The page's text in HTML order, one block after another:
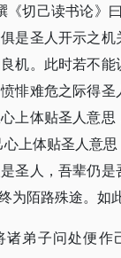
切己读书论》
是圣人开示之
机。此时若不
悱难危之际得
上体贴圣人意
上体贴圣人意
圣人，吾辈仍
为陌路殊途。如
诸弟子问处便